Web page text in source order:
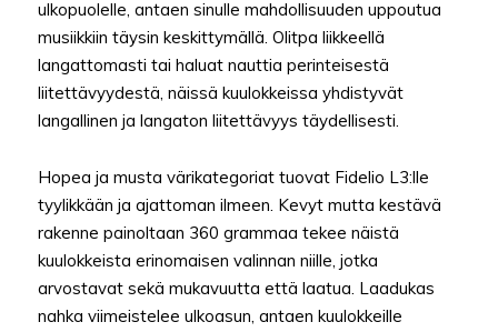
ulkopuolelle, antaen sinulle mahdollisuuden uppoutua
musiikkiin täysin keskittymällä. Olitpa liikkeellä
langattomasti tai haluat nauttia perinteisestä
liitettävyydestä, näissä kuulokkeissa yhdistyvät
langallinen ja langaton liitettävyys täydellisesti.
Hopea ja musta värikategoriat tuovat Fidelio L3:lle
tyylikkään ja ajattoman ilmeen. Kevyt mutta kestävä
rakenne painoltaan 360 grammaa tekee näistä
kuulokkeista erinomaisen valinnan niille, jotka
arvostavat sekä mukavuutta että laatua. Laadukas
nahka viimeistelee ulkoasun, antaen kuulokkeille